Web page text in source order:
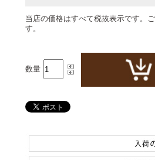
当店の価格はすべて税抜表示です。
す。
数量